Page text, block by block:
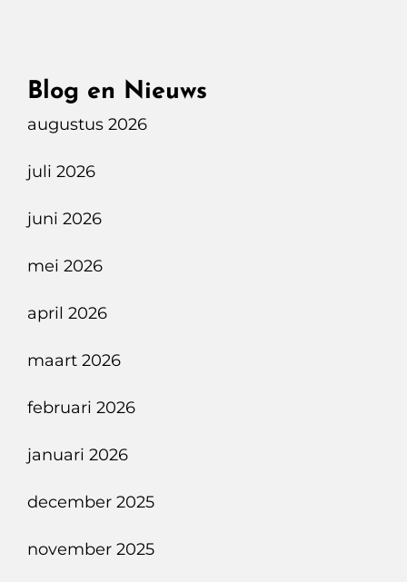
Een
Blog en Nieuws
augustus 2026
juli 2026
juni 2026
mei 2026
april 2026
maart 2026
februari 2026
januari 2026
december 2025
november 2025